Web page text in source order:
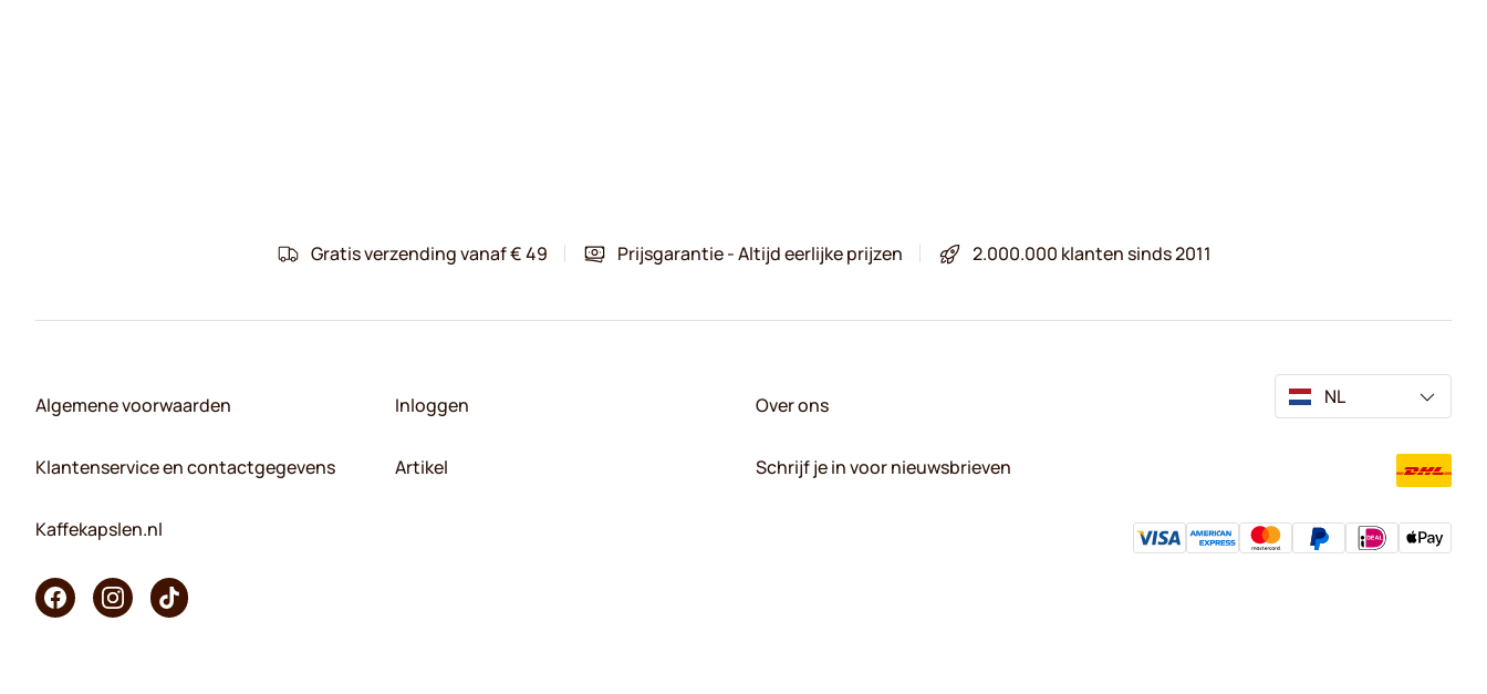
Gratis verzending vanaf € 49 Prijsgarantie - Altijd eerlijke prijzen 2.000.000 klanten sinds 2011
Algemene voorwaarden
Klantenservice en contactgegevens
Kaffekapslen.nl
Inloggen
Artikel
Over ons
Schrijf je in voor nieuwsbrieven
NL